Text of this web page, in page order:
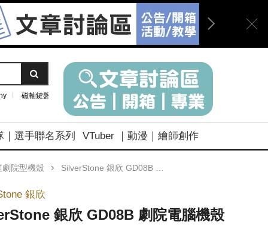
磁軸鍵盤
｜選手聯名系列 VTuber ｜動漫｜繪師創作
劇院型機殼 SilverStone 銀欣 GD08B 劇院電腦機殼 黑色
銀欣
銀欣 GD08B 劇院電腦機殼